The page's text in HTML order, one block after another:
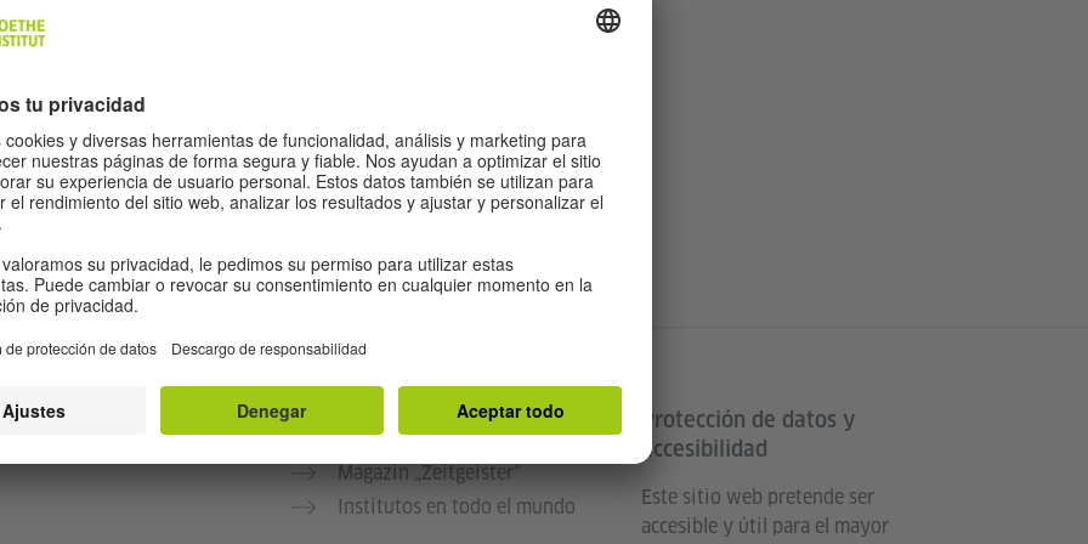
Mein Weg nach Deutschland
Magazin „Zeitgeister“
Institutos en todo el mundo
Protección de datos y
accesibilidad
Este sitio web pretende ser
accesible y útil para el mayor